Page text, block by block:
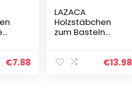
€7.88
LAZACA
Holzstäbchen
zum Basteln
Sticks 50PCS€13.98